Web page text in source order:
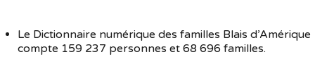
Le Dictionnaire numérique des familles Blais d’Amérique
compte 159 237 personnes et 68 696 familles.